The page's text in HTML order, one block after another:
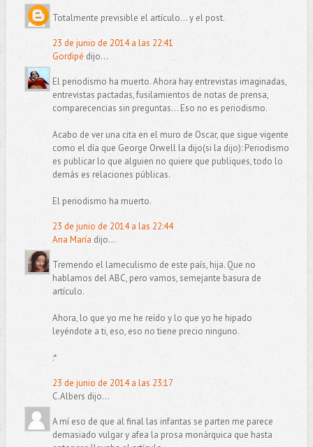
Totalmente previsible el artículo... y el post.
23 de junio de 2014 a las 22:41
Gordipé dijo...
El periodismo ha muerto. Ahora hay entrevistas imaginadas,
entrevistas pactadas, fusilamientos de notas de prensa,
comparecencias sin preguntas... Eso no es periodismo.
Acabo de ver una cita en el muro de Oscar, que sigue vigente
como el día que George Orwell la dijo(si la dijo): Periodismo
es publicar lo que alguien no quiere que publiques, todo lo
demás es relaciones públicas.
El periodismo ha muerto.
23 de junio de 2014 a las 22:44
Ana María dijo...
Tremendo el lameculismo de este país, hija. Que no
hablamos del ABC, pero vamos, semejante basura de
artículo.
Ahora, lo que yo me he reído y lo que yo he hipado
leyéndote a ti, eso, eso no tiene precio ninguno.
:*
23 de junio de 2014 a las 23:17
C.Albers dijo...
A mí eso de que al final las infantas se parten me parece
demasiado vulgar y afea la prosa monárquica que hasta